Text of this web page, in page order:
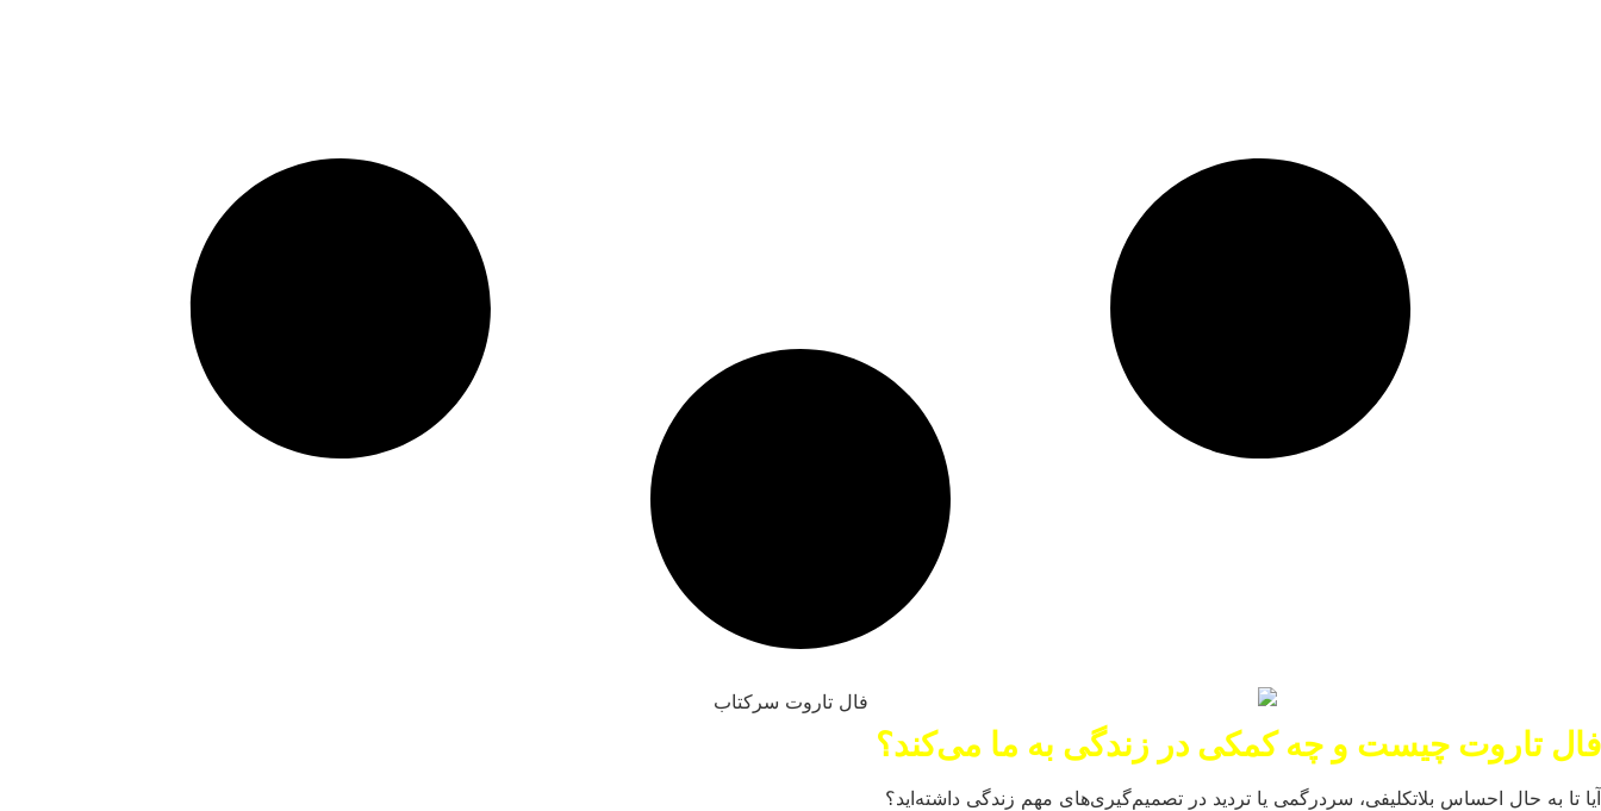
فال تاروت چیست و چه کمکی در زندگی به ما می‌کند؟
آیا تا به حال احساس بلاتکلیفی، سردرگمی یا تردید در تصمیم‌گیری‌های مهم زندگی داشته‌اید؟